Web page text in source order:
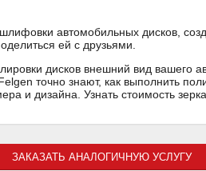
автомобильных дисков,
ей с друзьями.
дисков внешний вид вашего
точно знают, как выполнить
и дизайна. Узнать стоимость
ЗАКАЗАТЬ АНАЛОГИЧНУЮ УСЛУГУ